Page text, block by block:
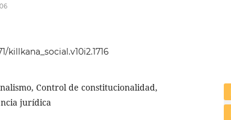
killkana_social.v10i2.1716
Control de constitucionalidad,
jurídica